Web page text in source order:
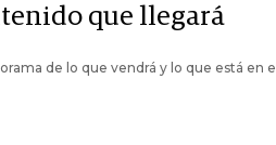
que llegará
de lo que vendrá y lo que está en el